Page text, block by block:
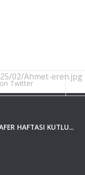
Twitter
02/Ahmet-eren.jpg
HAFTASI KUTLU...